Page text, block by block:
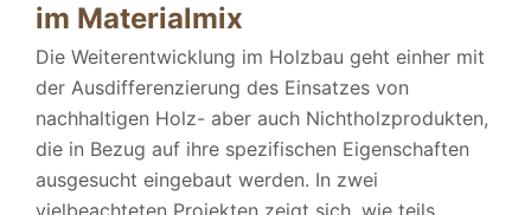
im Materialmix
Die Weiterentwicklung im Holzbau geht einher mit
der Ausdifferenzierung des Einsatzes von
nachhaltigen Holz- aber auch Nichtholzprodukten,
die in Bezug auf ihre spezifischen Eigenschaften
ausgesucht eingebaut werden. In zwei